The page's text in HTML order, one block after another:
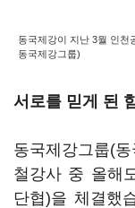
동국제강이 지난 3월 인천
동국제강그룹)
서로를 믿게 된
동국제강그룹(
철강사 중 올해
단협)을 체결했